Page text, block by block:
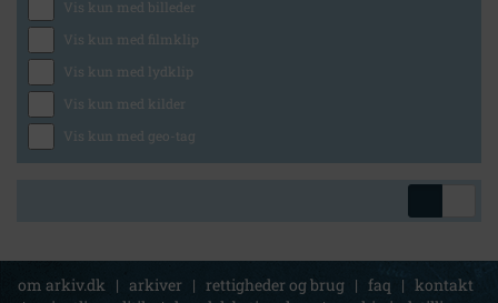
Vis kun med billeder
Vis kun med filmklip
Vis kun med lydklip
Vis kun med kilder
Vis kun med geo-tag
om arkiv.dk | arkiver | rettigheder og brug | faq | kontakt